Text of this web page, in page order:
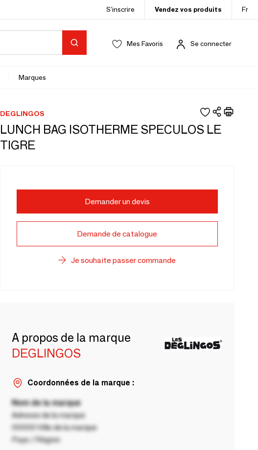
S’inscrire Vendez vos produits Fr
Mes Favoris Se connecter
Marques
DEGLINGOS
LUNCH BAG ISOTHERME SPECULOS LE
TIGRE
Demander un devis
Demande de catalogue
Je souhaite passer commande
A propos de la marque
DEGLINGOS
Coordonnées de la marque :
Nom de la marque
Adresse de la marque
00000 Ville de la marque
Pays / Région